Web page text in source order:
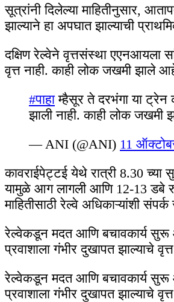
सूत्रांनी दिलेल्या माहितीनुसार,
झाल्याने हा अपघात झाल्याची
दक्षिण रेल्वेने वृत्तसंस्था एएनआयला
वृत्त नाही. काही लोक जखमी झाले
#पाहाम्हैसूर ते दरभंगा या ट्रेन
झाली नाही. काही लोक
— ANI (@ANI) 11
कावराईपेट्टई येथे रात्री 8.30
यामुळे आग लागली आणि 12-13 डबे
माहितीसाठी रेल्वे अधिकाऱ्यांशी
रेल्वेकडून मदत आणि बचावकार्य सुरू
प्रवाशाला गंभीर दुखापत झाल्याचे
रेल्वेकडून मदत आणि बचावकार्य सुरू
प्रवाशाला गंभीर दुखापत झाल्याचे